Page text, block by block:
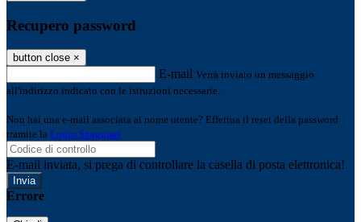
Recupero password
button close ×
E-mail Verrà inviato un messaggio
all'indirizzo indicato con le istruzioni necessarie.
Non hai una e-mail associata al nome utente? Effettua il reset della password
tramite la Login Spaggiari
E-mail inviata, si prega di controllare la casella di posta elettronica!
Errore